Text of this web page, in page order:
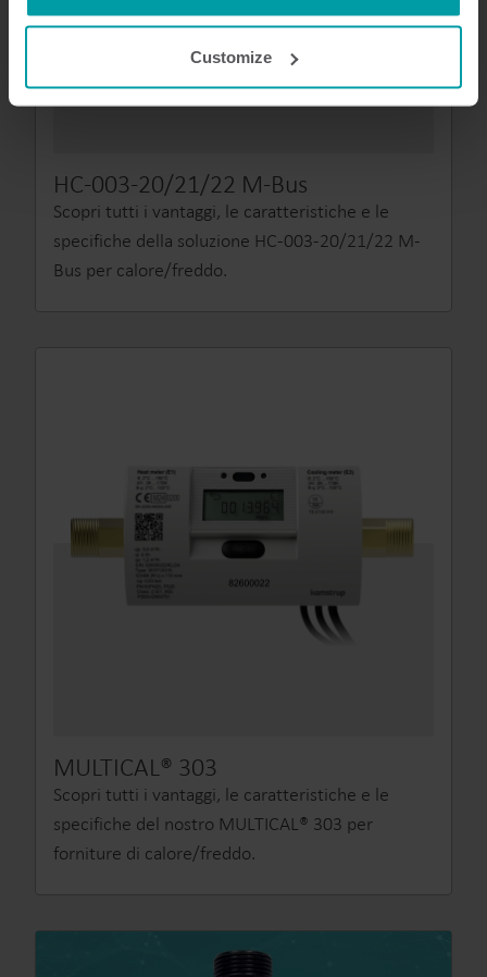
cookie is installed by someone other than us, such as
analysis programmes.
You can at any time change or withdraw your consent
Customize
HC-003-20/21/22 M-Bus
Scopri tutti i vantaggi, le caratteristiche e le
specifiche della soluzione HC-003-20/21/22 M-
Bus per calore/freddo.
MULTICAL® 303
Scopri tutti i vantaggi, le caratteristiche e le
specifiche del nostro MULTICAL® 303 per
forniture di calore/freddo.